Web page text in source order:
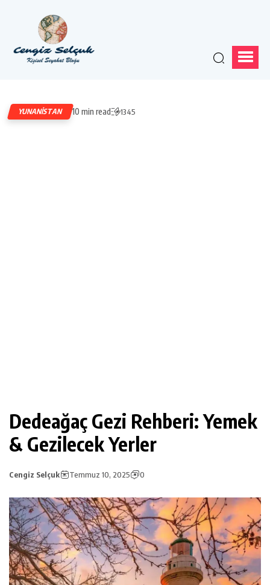
YUNANISTAN 10 min read 1345
Dedeağaç Gezi Rehberi: Yemek
& Gezilecek Yerler
Cengiz Selçuk Temmuz 10, 2025 0